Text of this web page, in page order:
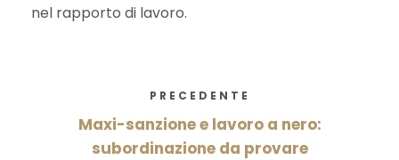
nel rapporto di lavoro.
PRECEDENTE
Maxi-sanzione e lavoro a nero:
subordinazione da provare